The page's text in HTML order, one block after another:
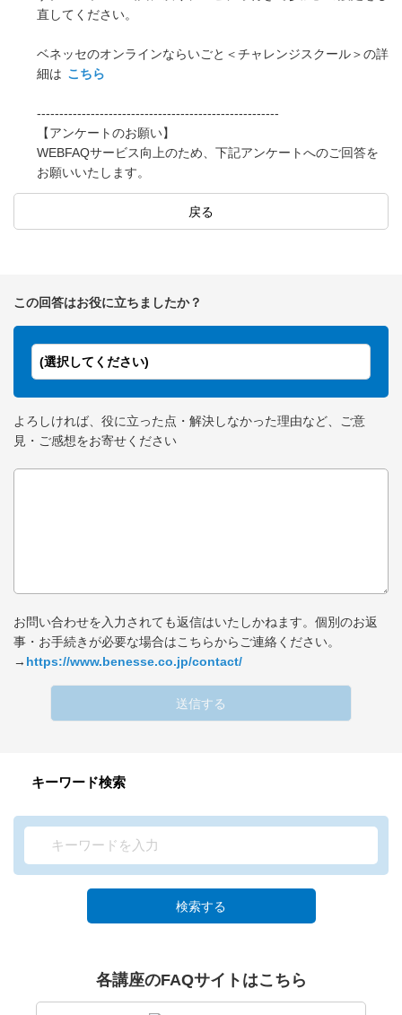
直してください。
ベネッセのオンラインならいごと＜チャレンジスクール＞の詳
細は こちら
------------------------------------------------------
【アンケートのお願い】
WEBFAQサービス向上のため、下記アンケートへのご回答を
お願いいたします。
戻る
この回答はお役に立ちましたか？
(選択してください)
よろしければ、役に立った点・解決しなかった理由など、ご意
見・ご感想をお寄せください
お問い合わせを入力されても返信はいたしかねます。個別のお返
事・お手続きが必要な場合はこちらからご連絡ください。
→ https://www.benesse.co.jp/contact/
送信する
キーワード検索
検索する
各講座のFAQサイトはこちら